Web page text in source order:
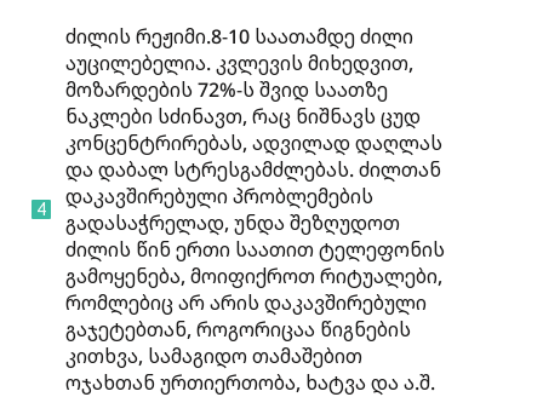
ძილის რეჟიმი.8-10 საათამდე ძილი
აუცილებელია. კვლევის მიხედვით,
მოზარდების 72%-ს შვიდ საათზე
ნაკლები სძინავთ, რაც ნიშნავს ცუდ
კონცენტრირებას, ადვილად დაღლას
და დაბალ სტრესგამძლებას. ძილთან
დაკავშირებული პრობლემების
გადასაჭრელად, უნდა შეზღუდოთ
ძილის წინ ერთი საათით ტელეფონის
გამოყენება, მოიფიქროთ რიტუალები,
რომლებიც არ არის დაკავშირებული
გაჯეტებთან, როგორიცაა წიგნების
კითხვა, სამაგიდო თამაშებით
ოჯახთან ურთიერთობა, ხატვა და ა.შ.